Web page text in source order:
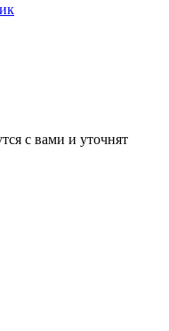
с вами и уточнят